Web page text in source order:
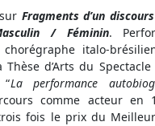
Fragments d’un
/ Féminin.
chorégraphe italo-
d’Arts du Spectacle
La performance
comme acteur en
fois le prix du